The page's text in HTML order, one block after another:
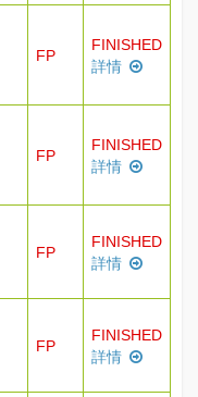
FP
FINISHED
詳情
FP
FINISHED
詳情
FP
FINISHED
詳情
FP
FINISHED
詳情